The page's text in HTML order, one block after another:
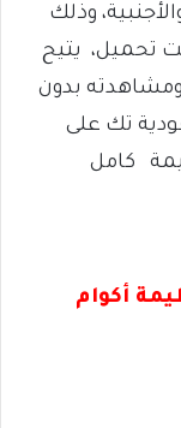
وذلك
إلى 1000 جيجا بايت تحميل، يتيح
بدون
تك على
كامل
أكوام